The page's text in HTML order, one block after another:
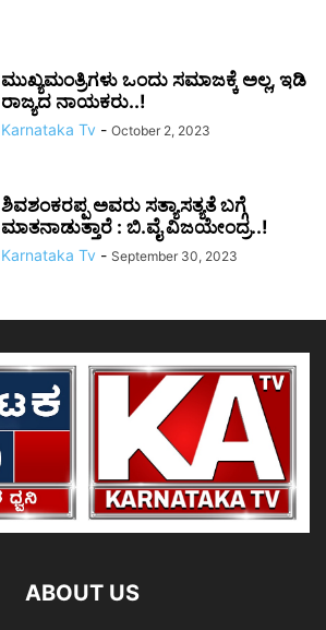
ಮುಖ್ಯಮಂತ್ರಿಗಳು ಒಂದು ಸಮಾಜಕ್ಕೆ ಅಲ್ಲ, ಇಡಿ
ರಾಜ್ಯದ ನಾಯಕರು..!
Karnataka Tv - October 2, 2023
ಶಿವಶಂಕರಪ್ಪ ಅವರು ಸತ್ಯಾಸತ್ಯತೆ ಬಗ್ಗೆ
ಮಾತನಾಡುತ್ತಾರೆ : ಬಿ.ವೈ ವಿಜಯೇಂದ್ರ..!
Karnataka Tv - September 30, 2023
ABOUT US